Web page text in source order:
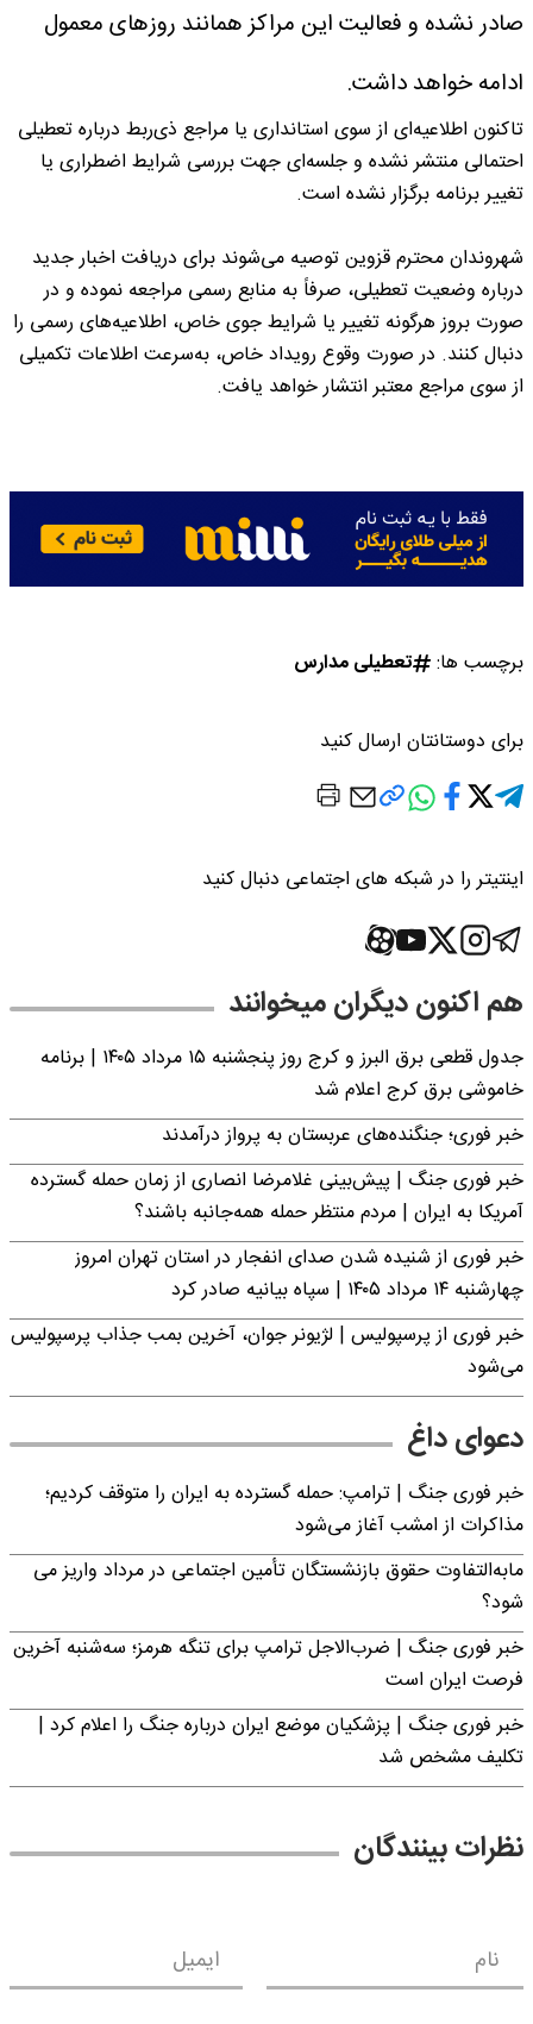
صادر نشده و فعالیت این مراکز همانند روزهای معمول
ادامه خواهد داشت.
تاکنون اطلاعیه‌ای از سوی استانداری یا مراجع ذی‌ربط درباره تعطیلی
احتمالی منتشر نشده و جلسه‌ای جهت بررسی شرایط اضطراری یا
تغییر برنامه برگزار نشده است.
شهروندان محترم قزوین توصیه می‌شوند برای دریافت اخبار جدید
درباره وضعیت تعطیلی، صرفاً به منابع رسمی مراجعه نموده و در
صورت بروز هرگونه تغییر یا شرایط جوی خاص، اطلاعیه‌های رسمی را
دنبال کنند. در صورت وقوع رویداد خاص، به‌سرعت اطلاعات تکمیلی
از سوی مراجع معتبر انتشار خواهد یافت.
برچسب ها: تعطیلی مدارس
برای دوستانتان ارسال کنید
اینتیتر را در شبکه های اجتماعی دنبال کنید
هم اکنون دیگران میخوانند
جدول قطعی برق البرز و کرج روز پنجشنبه ۱۵ مرداد ۱۴۰۵ | برنامه
خاموشی برق کرج اعلام شد
خبر فوری؛ جنگنده‌های عربستان به پرواز درآمدند
خبر فوری جنگ | پیش‌بینی غلامرضا انصاری از زمان حمله گسترده
آمریکا به ایران | مردم منتظر حمله همه‌جانبه باشند؟
خبر فوری از شنیده شدن صدای انفجار در استان تهران امروز
چهارشنبه ۱۴ مرداد ۱۴۰۵ | سپاه بیانیه صادر کرد
خبر فوری از پرسپولیس | لژیونر جوان، آخرین بمب جذاب پرسپولیس
می‌شود
دعوای داغ
خبر فوری جنگ | ترامپ: حمله گسترده به ایران را متوقف کردیم؛
مذاکرات از امشب آغاز می‌شود
مابه‌التفاوت حقوق بازنشستگان تأمین اجتماعی در مرداد واریز می
شود؟
خبر فوری جنگ | ضرب‌الاجل ترامپ برای تنگه هرمز؛ سه‌شنبه آخرین
فرصت ایران است
خبر فوری جنگ | پزشکیان موضع ایران درباره جنگ را اعلام کرد |
تکلیف مشخص شد
نظرات بینندگان
نام ایمیل